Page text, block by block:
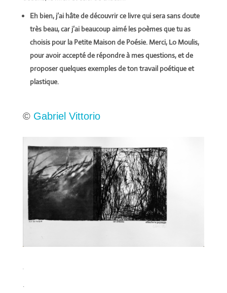
Eh bien, j’ai hâte de découvrir ce livre qui sera sans doute
très beau, car j’ai beaucoup aimé les poèmes que tu as
choisis pour la Petite Maison de Poésie. Merci, Lo Moulis,
pour avoir accepté de répondre à mes questions, et de
proposer quelques exemples de ton travail poétique et
plastique.
© Gabriel Vittorio
.